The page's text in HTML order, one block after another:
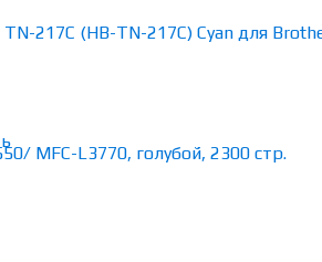
217C (HB-TN-217C) Cyan для